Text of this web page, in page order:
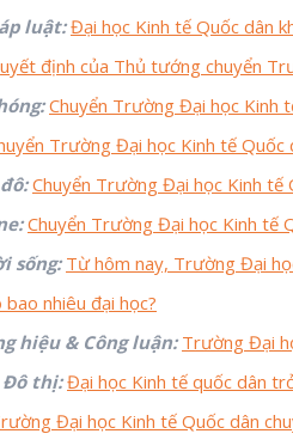
luật: Đại học Kinh tế Quốc dân
định của Thủ tướng chuyển
Chuyển Trường Đại học Kinh
Trường Đại học Kinh tế
Chuyển Trường Đại học Kinh tế
Chuyển Trường Đại học Kinh tế
sống:Từ hôm nay, Trường Đại
bao nhiêu đại học?
hiệu & Công luận:Trường Đại
Đô thị:Đại học Kinh tế quốc dân
Đại học Kinh tế Quốc dân